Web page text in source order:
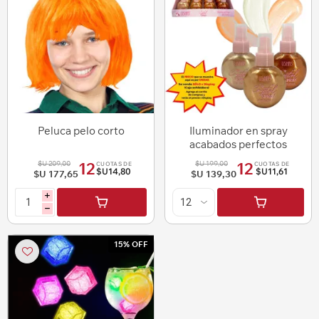
Peluca pelo corto
$U 209,00
$U 177,6512 CUOTAS DE
$U14,80
i
h
Iluminador en spray
acabados perfectos
luminosos Ushas
$U 199,00
$U 139,3012 CUOTAS DE
$U11,61
15% OFF